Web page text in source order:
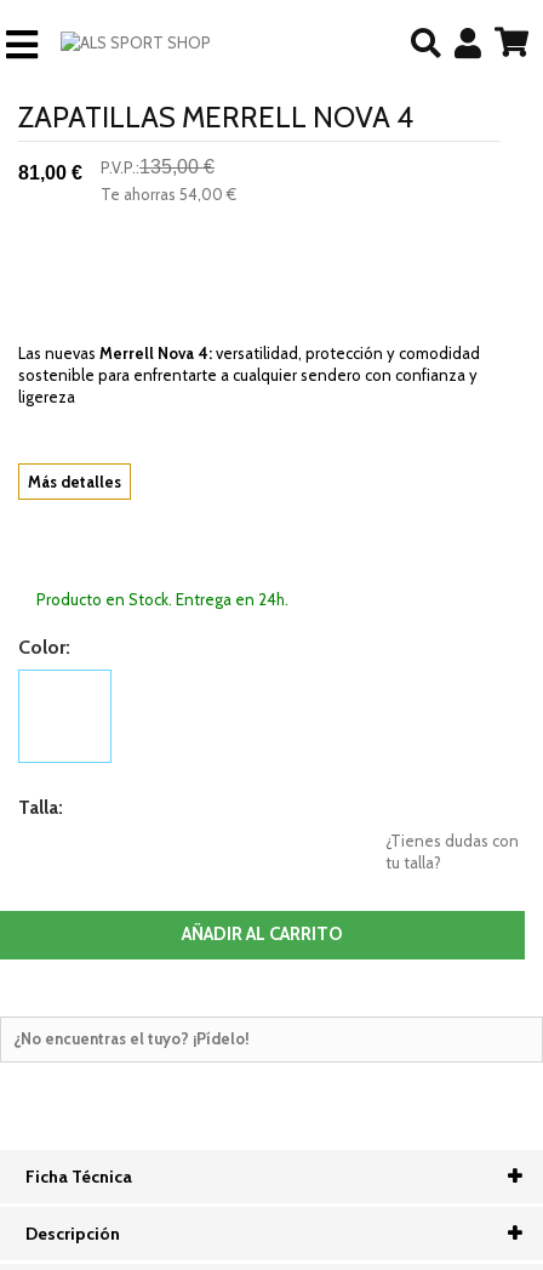
ZAPATILLAS MERRELL NOVA 4
81,00 € P.V.P.:135,00 €
Te ahorras 54,00 €
Las nuevas Merrell Nova 4:versatilidad, protección y comodidad
sostenible para enfrentarte a cualquier sendero con confianza y
ligereza
Más detalles
Producto en Stock. Entrega en 24h.
Color:
Talla:
¿Tienes dudas con
tu talla?
AÑADIR AL CARRITO
¿No encuentras el tuyo? ¡Pídelo!
Ficha Técnica
Descripción